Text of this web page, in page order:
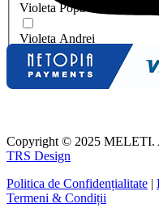
Violeta Popa
Violeta Andrei
Vasile Violeta
Copyright © 2025 MELETI.
TRS Design
Politica de Confidențialitate
Termeni & Condiții